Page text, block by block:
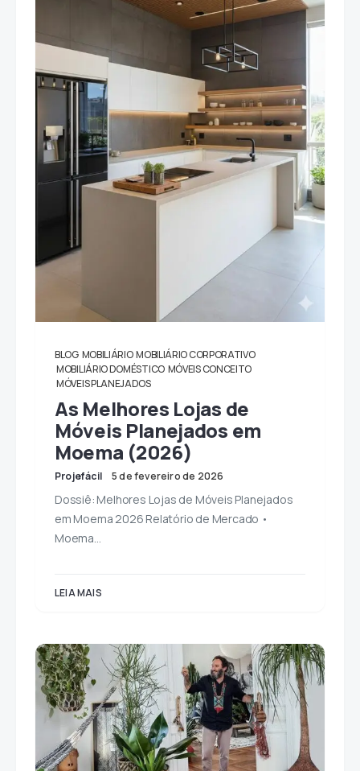
BLOG MOBILIÁRIO MOBILIÁRIO CORPORATIVO
MOBILIÁRIO DOMÉSTICO MÓVEIS CONCEITO
MÓVEIS PLANEJADOS
As Melhores Lojas de
Móveis Planejados em
Moema (2026)
Projefácil 5 de fevereiro de 2026
Dossiê: Melhores Lojas de Móveis Planejados
em Moema 2026 Relatório de Mercado •
Moema…
LEIA MAIS